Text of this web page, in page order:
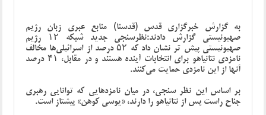
به گزارش خبرگزاری قدس (قدسنا) منابع عبری زبان رژیم
صهیونیستی گزارش دادند:نظرسنجی جدید شبکه ۱۲ رژیم
صهیونیستی پیش تر نشان داد که ۵۲ درصد از اسرائیلی‌ها مخالف
نامزدی نتانیاهو برای انتخابات آینده هستند و در مقابل، ۴۱ درصد
آنها از این نامزدی حمایت می‌کنند.
بر اساس این نظر سنجی، در میان نامزدهایی که توانایی رهبری
جناح راست پس از نتانیاهو را دارند، «یوسی کوهن» پیشتاز است.